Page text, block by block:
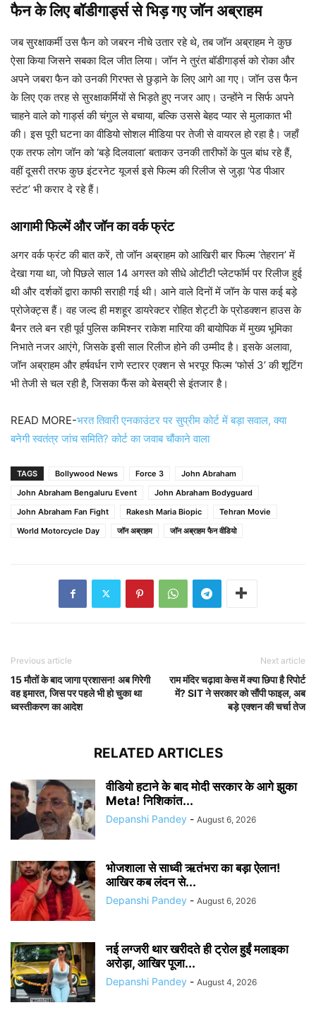
फैन के लिए बॉडीगार्ड्स से भिड़ गए जॉन अब्राहम
जब सुरक्षाकर्मी उस फैन को जबरन नीचे उतार रहे थे, तब जॉन अब्राहम ने कुछ
ऐसा किया जिसने सबका दिल जीत लिया। जॉन ने तुरंत बॉडीगार्ड्स को रोका और
अपने जबरा फैन को उनकी गिरफ्त से छुड़ाने के लिए आगे आ गए। जॉन उस फैन
के लिए एक तरह से सुरक्षाकर्मियों से भिड़ते हुए नजर आए। उन्होंने न सिर्फ अपने
चाहने वाले को गार्ड्स की चंगुल से बचाया, बल्कि उससे बेहद प्यार से मुलाकात भी
की। इस पूरी घटना का वीडियो सोशल मीडिया पर तेजी से वायरल हो रहा है। जहाँ
एक तरफ लोग जॉन को ‘बड़े दिलवाला’ बताकर उनकी तारीफों के पुल बांध रहे हैं,
वहीं दूसरी तरफ कुछ इंटरनेट यूजर्स इसे फिल्म की रिलीज से जुड़ा ‘पेड पीआर
स्टंट’ भी करार दे रहे हैं।
आगामी फिल्में और जॉन का वर्क फ्रंट
अगर वर्क फ्रंट की बात करें, तो जॉन अब्राहम को आखिरी बार फिल्म ‘तेहरान’ में
देखा गया था, जो पिछले साल 14 अगस्त को सीधे ओटीटी प्लेटफॉर्म पर रिलीज हुई
थी और दर्शकों द्वारा काफी सराही गई थी। आने वाले दिनों में जॉन के पास कई बड़े
प्रोजेक्ट्स हैं। वह जल्द ही मशहूर डायरेक्टर रोहित शेट्टी के प्रोडक्शन हाउस के
बैनर तले बन रही पूर्व पुलिस कमिश्नर राकेश मारिया की बायोपिक में मुख्य भूमिका
निभाते नजर आएंगे, जिसके इसी साल रिलीज होने की उम्मीद है। इसके अलावा,
जॉन अब्राहम और हर्षवर्धन राणे स्टारर एक्शन से भरपूर फिल्म ‘फोर्स 3’ की शूटिंग
भी तेजी से चल रही है, जिसका फैंस को बेसब्री से इंतजार है।
READ MORE-भरत तिवारी एनकाउंटर पर सुप्रीम कोर्ट में बड़ा सवाल, क्या
बनेगी स्वतंत्र जांच समिति? कोर्ट का जवाब चौंकाने वाला
TAGS Bollywood News Force 3
John Abraham
John Abraham Bengaluru Event
John Abraham Bodyguard
John Abraham Fan Fight
Rakesh Maria Biopic
Tehran Movie
World Motorcycle Day
जॉन अब्राहम जॉन अब्राहम फैन वीडियो
Previous article
15 मौतों के बाद जागा प्रशासन! अब गिरेगी
वह इमारत, जिस पर पहले भी हो चुका था
ध्वस्तीकरण का आदेश
Next article
राम मंदिर चढ़ावा केस में क्या छिपा है रिपोर्ट
में? SIT ने सरकार को सौंपी फाइल, अब
बड़े एक्शन की चर्चा तेज
RELATED ARTICLES
वीडियो हटाने के बाद मोदी सरकार के आगे झुका
Meta! निशिकांत...
Depanshi Pandey - August 6, 2026
भोजशाला से साध्वी ऋतंभरा का बड़ा ऐलान!
आखिर कब लंदन से...
Depanshi Pandey - August 6, 2026
नई लग्जरी थार खरीदते ही ट्रोल हुईं मलाइका
अरोड़ा, आखिर पूजा...
Depanshi Pandey - August 4, 2026